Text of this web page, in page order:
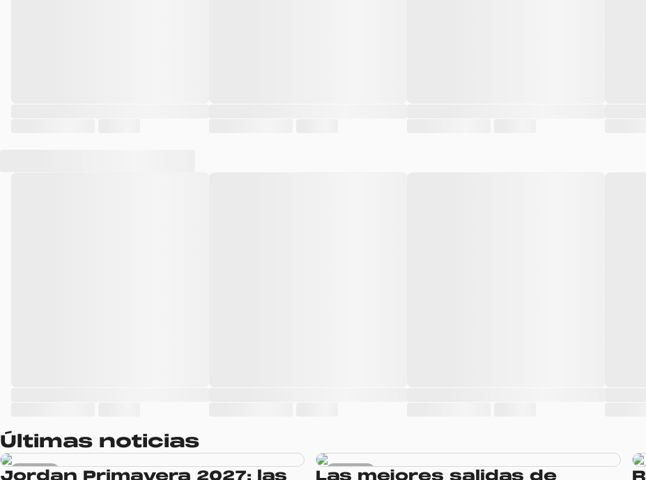
Últimas noticias
Sneakers
Jordan Primavera 2027: las
Sneakers
Las mejores salidas de